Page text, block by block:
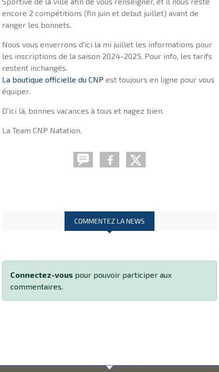
encore 2 compétitions (fin juin et debut juillet) avant de
ranger les bonnets.
Nous vous enverrons d'ici la mi juillet les informations pour
les inscriptions de la saison 2024-2025. Pour info, les tarifs
restent inchangés.
La boutique officielle du CNP est toujours en ligne pour vous
équiper.
D'ici là, bonnes vacances à tous et nagez bien.
La Team CNP Natation.
COMMENTEZ LA NEWS
Connectez-vous pour pouvoir participer aux
commentaires.